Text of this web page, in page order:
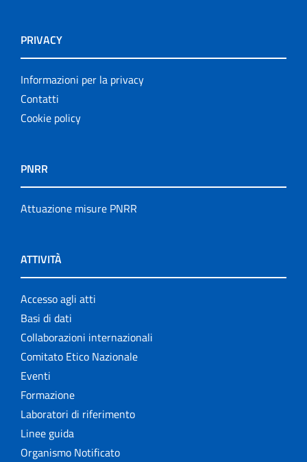
PRIVACY
Informazioni per la privacy
Contatti
Cookie policy
PNRR
Attuazione misure PNRR
ATTIVITÀ
Accesso agli atti
Basi di dati
Collaborazioni internazionali
Comitato Etico Nazionale
Eventi
Formazione
Laboratori di riferimento
Linee guida
Organismo Notificato